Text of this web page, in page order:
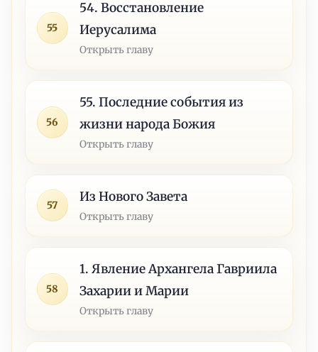
55
54. Восстановление
Иерусалима
Открыть главу
56
55. Последние события из
жизни народа Божия
Открыть главу
57
Из Нового Завета
Открыть главу
58
1. Явление Архангела Гавриила
Захарии и Марии
Открыть главу